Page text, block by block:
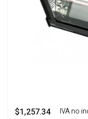
$1,257.34 IVA no